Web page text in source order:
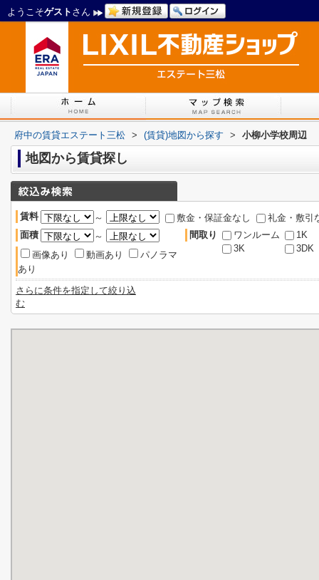
ようこそゲスト さん
府中の賃貸エステート三松 > (賃貸)地図から探す > 小柳小学校周辺
地図から賃貸探し
賃料 ～ 敷金・保証金なし
礼金・敷引
面積
～
画像あり
動画あり
パノラマ
あり
間取り ワンルーム
1K
3K
3DK
さらに条件を指定して絞り込
む